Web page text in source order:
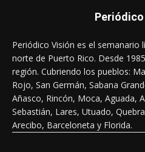
Periódico Visión es el semanario
norte de Puerto Rico. Desde
región. Cubriendo los pueblos:
Rojo, San Germán, Sabana
Añasco, Rincón, Moca, Aguada,
Sebastián, Lares, Utuado,
Arecibo, Barceloneta y Florida.